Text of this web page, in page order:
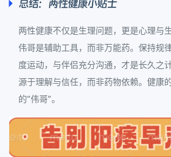
总结：两性健康小贴士
两性健康不仅是生理问题，更是心理与
伟哥是辅助工具，而非万能药。保持规
度运动，与伴侣充分沟通，才是长久之
源于理解与信任，而非药物依赖。健康
的“伟哥”。